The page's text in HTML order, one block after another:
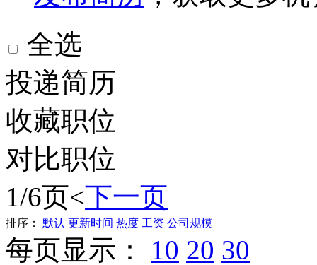
全选
投递简历
收藏职位
对比职位
1/6页<下一页
排序： 默认 更新时间 热度 工资 公司规模
每页显示： 10 20 30